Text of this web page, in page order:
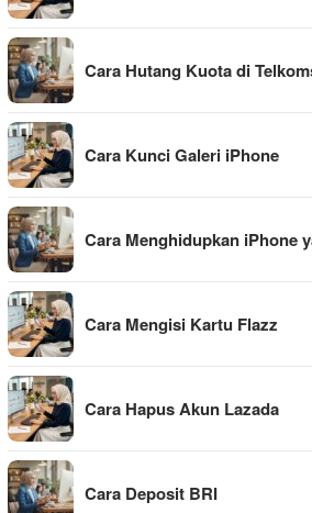
Cara Hutang Kuota di
Cara Kunci Galeri iPhone
Cara Menghidupkan iPhone
Cara Mengisi Kartu Flazz
Cara Hapus Akun Lazada
Cara Deposit BRI